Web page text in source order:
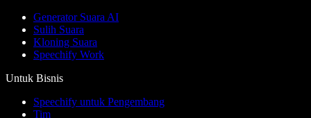
Generator Suara AI
Sulih Suara
Kloning Suara
Speechify Work
Untuk Bisnis
Speechify untuk Pengembang
Tim